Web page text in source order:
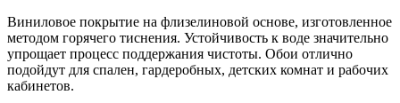
Виниловое покрытие на флизелиновой основе, изготовленное
методом горячего тиснения. Устойчивость к воде значительно
упрощает процесс поддержания чистоты. Обои отлично
подойдут для спален, гардеробных, детских комнат и рабочих
кабинетов.